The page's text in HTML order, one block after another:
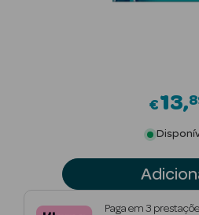
Beauty Season
Maquilhagem
€13
Paga em 3